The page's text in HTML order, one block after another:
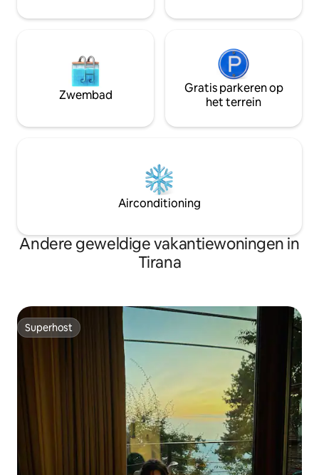
Zwembad
Gratis parkeren op
het terrein
Airconditioning
Andere geweldige vakantiewoningen in
Tirana
Superhost
Superhost